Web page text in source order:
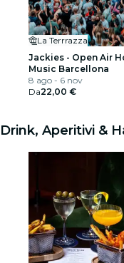
La Terrrazza
Jackies - Open Air
Music Barcellona
8 ago - 6 nov
Da22,00 €
Drink, Aperitivi &